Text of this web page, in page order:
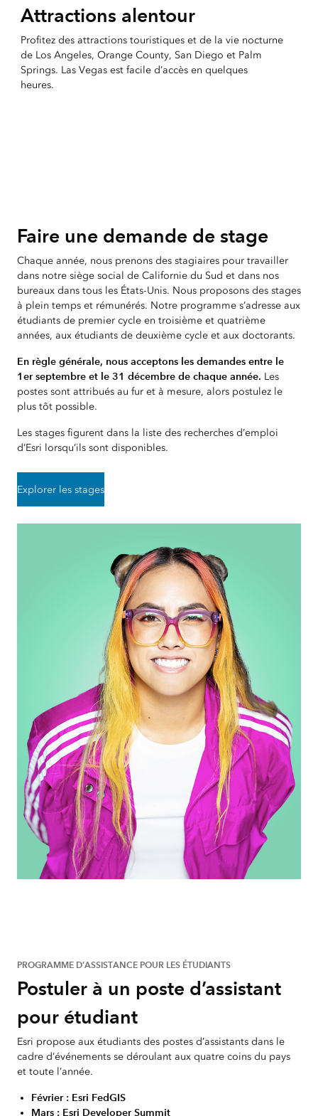
Attractions alentour
Profitez des attractions touristiques et de la vie nocturne
de Los Angeles, Orange County, San Diego et Palm
Springs. Las Vegas est facile d’accès en quelques
heures.
Faire une demande de stage
Chaque année, nous prenons des stagiaires pour travailler
dans notre siège social de Californie du Sud et dans nos
bureaux dans tous les États-Unis. Nous proposons des stages
à plein temps et rémunérés. Notre programme s’adresse aux
étudiants de premier cycle en troisième et quatrième
années, aux étudiants de deuxième cycle et aux doctorants.
En règle générale, nous acceptons les demandes entre le
1er septembre et le 31 décembre de chaque année. Les
postes sont attribués au fur et à mesure, alors postulez le
plus tôt possible.
Les stages figurent dans la liste des recherches d’emploi
d’Esri lorsqu’ils sont disponibles.
Explorer les stages
PROGRAMME D’ASSISTANCE POUR LES ÉTUDIANTS
Postuler à un poste d’assistant
pour étudiant
Esri propose aux étudiants des postes d’assistants dans le
cadre d’événements se déroulant aux quatre coins du pays
et toute l’année.
Février : Esri FedGIS
Mars : Esri Developer Summit